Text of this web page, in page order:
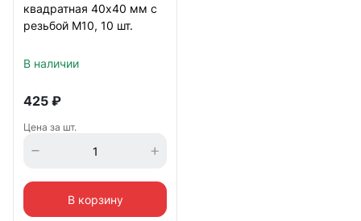
квадратная 40х40 мм с
резьбой М10, 10 шт.
В наличии
425 ₽
Цена за шт.
В корзину